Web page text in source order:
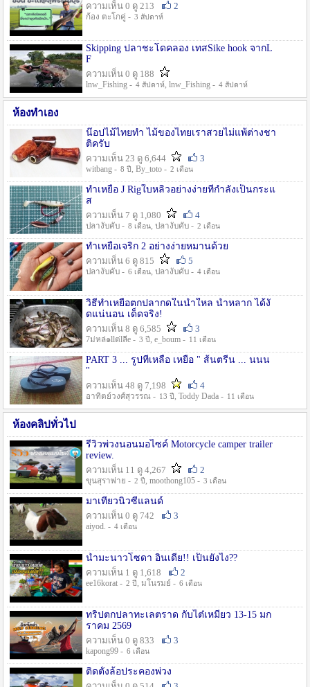
ความเห็น 0 ดู 213
2
ก้อง ตะโกคู่ - 3 สัปดาห์
Skipping ปลาชะโดคลอง เทสSike hook จากL
F
ความเห็น 0 ดู 188
lnw_Fishing - 4 สัปดาห์, lnw_Fishing - 4 สัปดาห์
ห้องทำเอง
น๊อปไม้ไทยทำ ไม้ของไทยเราสวยไม่แพ้ต่างชา
ติครับ
ความเห็น 23 ดู 6,644
3
witbang - 8 ปี , By_toto - 2 เดือน
ทำเหยื่อ J Rigใบหลิวอย่างง่ายที่กำลังเป็นกระแ
ส
ความเห็น 7 ดู 1,080
4
ปลางับคับ - 8 เดือน, ปลางับคับ - 2 เดือน
ทำเหยื่อเจริก 2 อย่างง่ายหมานด้วย
ความเห็น 6 ดู 815
5
ปลางับคับ - 6 เดือน, ปลางับคับ - 4 เดือน
วิธีทำเหยื่อตกปลากดในน้ำใหล น้ำหลาก ได้งั
ดแน่นอน เด็ดจริง!
ความเห็น 8 ดู 6,585
3
7ม่หล่๑llต่lลีe - 3 ปี , e_boum - 11 เดือน
PART 3 ... รูปที่เหลือ เหยื่อ " ส้นตรีน ... นนน
"
ความเห็น 48 ดู 7,198
4
อาทิตย์วงศ์สุวรรณ - 13 ปี , Toddy Dada - 11 เดือน
ห้องคลิปทั่วไป
รีวิวพ่วงนอนมอไซค์ Motorcycle camper trailer
review.
ความเห็น 11 ดู 4,267
2
ขุนสุราพ่าย - 2 ปี , moothong105 - 3 เดือน
มาเที่ยวนิวซีแลนด์
ความเห็น 0 ดู 742
3
aiyod. - 4 เดือน
น้ำมะนาวโซดา อินเดีย!! เป็นยังไง??
ความเห็น 1 ดู 1,618
2
ee16korat - 2 ปี , มโนรมย์ - 6 เดือน
ทริปตกปลาทะเลตราด กับไต๋เหมี่ยว 13-15 มก
ราคม 2569
ความเห็น 0 ดู 833
3
kapong99 - 6 เดือน
ติดตั้งล้อประคองพ่วง